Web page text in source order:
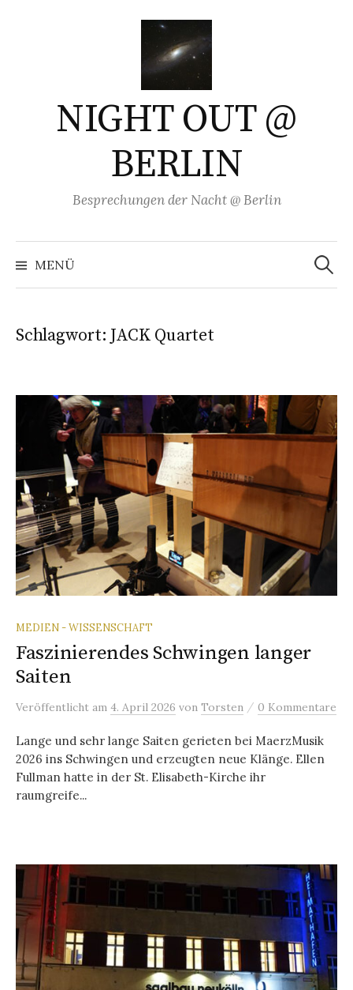
NIGHT OUT @
BERLIN
Besprechungen der Nacht @ Berlin
MENÜ
Suchen
nach:
Schlagwort: JACK Quartet
MEDIEN - WISSENSCHAFT
Faszinierendes Schwingen langer
Saiten
Veröffentlicht am 4. April 2026 von Torsten / 0 Kommentare
Lange und sehr lange Saiten gerieten bei MaerzMusik
2026 ins Schwingen und erzeugten neue Klänge. Ellen
Fullman hatte in der St. Elisabeth-Kirche ihr
raumgreife...